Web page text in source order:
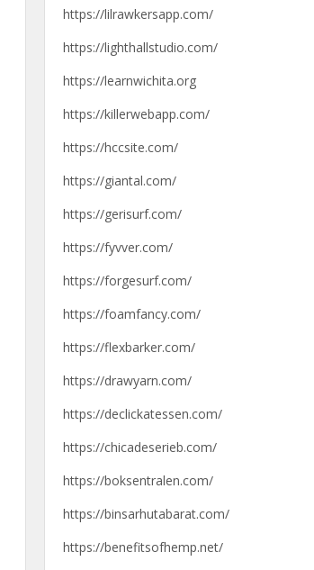
https://lilrawkersapp.com/
https://lighthallstudio.com/
https://learnwichita.org
https://killerwebapp.com/
https://hccsite.com/
https://giantal.com/
https://gerisurf.com/
https://fyvver.com/
https://forgesurf.com/
https://foamfancy.com/
https://flexbarker.com/
https://drawyarn.com/
https://declickatessen.com/
https://chicadeserieb.com/
https://boksentralen.com/
https://binsarhutabarat.com/
https://benefitsofhemp.net/